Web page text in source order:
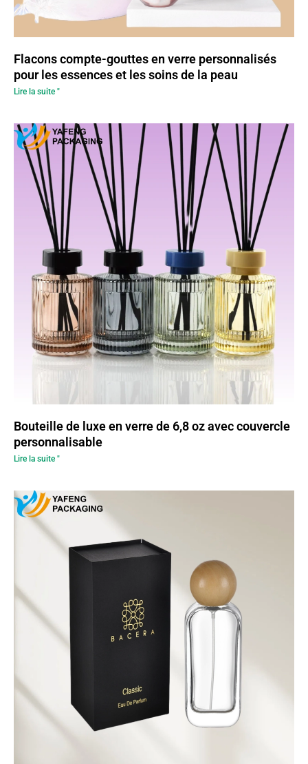
Flacons compte-gouttes en verre personnalisés
pour les essences et les soins de la peau
Lire la suite "
Bouteille de luxe en verre de 6,8 oz avec couvercle
personnalisable
Lire la suite "